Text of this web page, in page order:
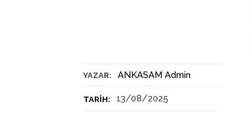
YAZAR: ANKASAM Admin
TARIH: 13/08/2025